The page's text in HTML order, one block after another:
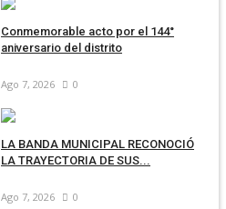
Conmemorable acto por el 144°
aniversario del distrito
Ago 7, 2026 0
LA BANDA MUNICIPAL RECONOCIÓ
LA TRAYECTORIA DE SUS...
Ago 7, 2026 0